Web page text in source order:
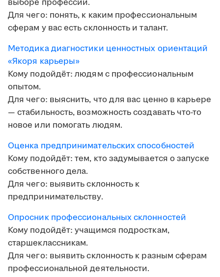
выборе профессии.
Для чего: понять, к каким профессиональным
сферам у вас есть склонность и талант.
Методика диагностики ценностных ориентаций
«Якоря карьеры»
Кому подойдёт: людям с профессиональным
опытом.
Для чего: выяснить, что для вас ценно в карьере
— стабильность, возможность создавать что-то
новое или помогать людям.
Оценка предпринимательских способностей
Кому подойдёт: тем, кто задумывается о запуске
собственного дела.
Для чего: выявить склонность к
предпринимательству.
Опросник профессиональных склонностей
Кому подойдёт: учащимся подросткам,
старшеклассникам.
Для чего: выявить склонность к разным сферам
профессиональной деятельности.